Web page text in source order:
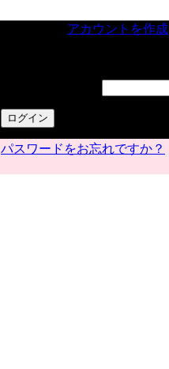
アカウントを作成
ログイン
パスワードをお忘れですか？